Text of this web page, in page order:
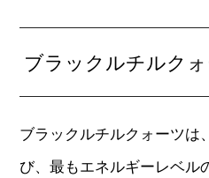
ブラックルチルク
ブラックルチルクォーツは
び、最もエネルギーレベル